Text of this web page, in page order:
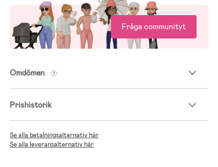
Fråga communityt
Omdömen
Prishistorik
Se alla betalningsalternativ här
Se alla leveransalternativ här